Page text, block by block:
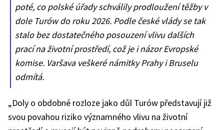
poté, co polské úřady schválily prodloužení těžby v
dole Turów do roku 2026. Podle české vlády se tak
stalo bez dostatečného posouzení vlivu dalších
prací na životní prostředí, což je i názor Evropské
komise. Varšava veškeré námitky Prahy i Bruselu
odmítá.
„Doly o obdobné rozloze jako důl Turów představují již
svou povahou riziko významného vlivu na životní